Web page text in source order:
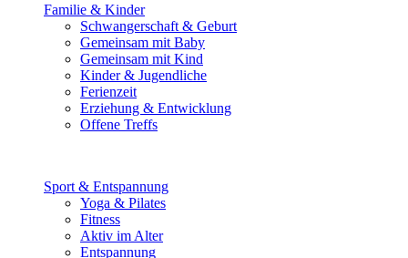
Familie & Kinder
Schwangerschaft & Geburt
Gemeinsam mit Baby
Gemeinsam mit Kind
Kinder & Jugendliche
Ferienzeit
Erziehung & Entwicklung
Offene Treffs
Sport & Entspannung
Yoga & Pilates
Fitness
Aktiv im Alter
Entspannung